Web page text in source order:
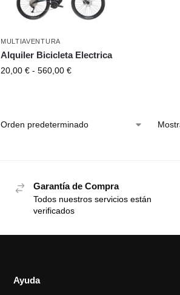
MULTIAVENTURA
Alquiler Bicicleta Electrica
20,00 € - 560,00 €
Garantía de Compra
Todos nuestros servicios están
verificados
Ayuda